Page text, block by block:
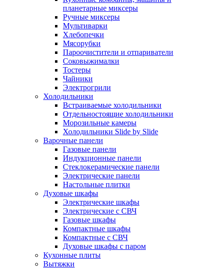
планетарные миксеры
Ручные миксеры
Мультиварки
Хлебопечки
Мясорубки
Пароочистители и отпариватели
Соковыжималки
Тостеры
Чайники
Электрогрили
Холодильники
Встраиваемые холодильники
Отдельностоящие холодильники
Морозильные камеры
Холодильники Slide by Slide
Варочные панели
Газовые панели
Индукционные панели
Стеклокерамические панели
Электрические панели
Настольные плитки
Духовые шкафы
Электрические шкафы
Электрические с СВЧ
Газовые шкафы
Компактные шкафы
Компактные с СВЧ
Духовые шкафы с паром
Кухонные плиты
Вытяжки